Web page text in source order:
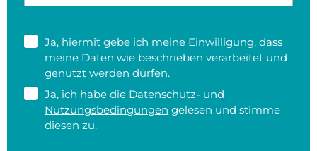
Ja, hiermit gebe ich meine Einwilligung, dass
meine Daten wie beschrieben verarbeitet und
genutzt werden dürfen.
Ja, ich habe die Datenschutz- und
Nutzungsbedingungen gelesen und stimme
diesen zu.